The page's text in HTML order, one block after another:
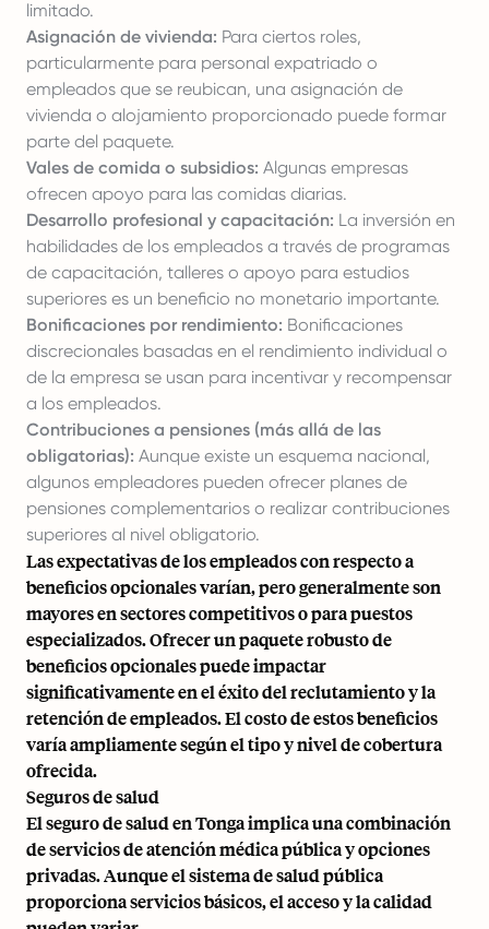
limitado.
Asignación de vivienda: Para ciertos roles,
particularmente para personal expatriado o
empleados que se reubican, una asignación de
vivienda o alojamiento proporcionado puede formar
parte del paquete.
Vales de comida o subsidios: Algunas empresas
ofrecen apoyo para las comidas diarias.
Desarrollo profesional y capacitación: La inversión en
habilidades de los empleados a través de programas
de capacitación, talleres o apoyo para estudios
superiores es un beneficio no monetario importante.
Bonificaciones por rendimiento: Bonificaciones
discrecionales basadas en el rendimiento individual o
de la empresa se usan para incentivar y recompensar
a los empleados.
Contribuciones a pensiones (más allá de las
obligatorias): Aunque existe un esquema nacional,
algunos empleadores pueden ofrecer planes de
pensiones complementarios o realizar contribuciones
superiores al nivel obligatorio.
Las expectativas de los empleados con respecto a
beneficios opcionales varían, pero generalmente son
mayores en sectores competitivos o para puestos
especializados. Ofrecer un paquete robusto de
beneficios opcionales puede impactar
significativamente en el éxito del reclutamiento y la
retención de empleados. El costo de estos beneficios
varía ampliamente según el tipo y nivel de cobertura
ofrecida.
Seguros de salud
El seguro de salud en Tonga implica una combinación
de servicios de atención médica pública y opciones
privadas. Aunque el sistema de salud pública
proporciona servicios básicos, el acceso y la calidad